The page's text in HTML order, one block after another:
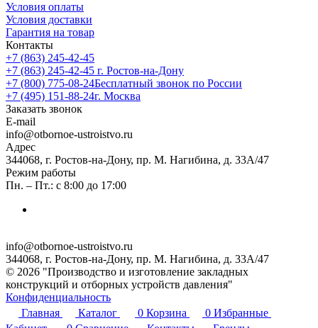
Условия оплаты
Условия доставки
Гарантия на товар
Контакты
+7 (863) 245-42-45
+7 (863) 245-42-45 г. Ростов-на-Дону
+7 (800) 775-08-24Бесплатный звонок по России
+7 (495) 151-88-24г. Москва
Заказать звонок
E-mail
info@otbornoe-ustroistvo.ru
Адрес
344068, г. Ростов-на-Дону, пр. М. Нагибина, д. 33А/47
Режим работы
Пн. – Пт.: с 8:00 до 17:00
info@otbornoe-ustroistvo.ru
344068, г. Ростов-на-Дону, пр. М. Нагибина, д. 33А/47
© 2026 "Производство и изготовление закладных
конструкций и отборных устройств давления"
Конфиденциальность
Главная
Каталог 0 Корзина 0 Избранные